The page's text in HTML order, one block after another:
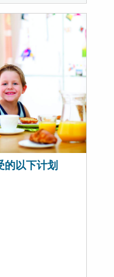
的以下计划